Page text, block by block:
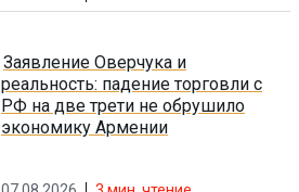
Заявление Оверчука и
реальность: падение торговли с
РФ на две трети не обрушило
экономику Армении